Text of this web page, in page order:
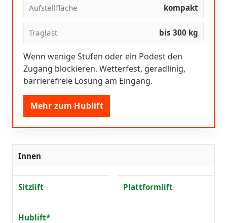
Aufstellfläche kompakt
Traglast bis 300 kg
Wenn wenige Stufen oder ein Podest den
Zugang blockieren. Wetterfest, geradlinig,
barrierefreie Lösung am Eingang.
Mehr zum Hublift
Innen
Sitzlift Plattformlift
Hublift*